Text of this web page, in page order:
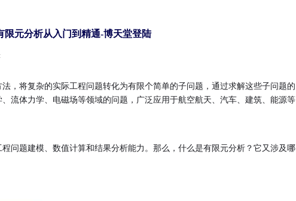
限元分析从入门到精通-博天堂登陆
，将复杂的实际工程问题转化为有限个简单的子问题，通过求解这些子问题的
流体力学、电磁场等领域的问题，广泛应用于航空航天、汽车、建筑、能源等
问题建模、数值计算和结果分析能力。那么，什么是有限元分析？它又涉及哪